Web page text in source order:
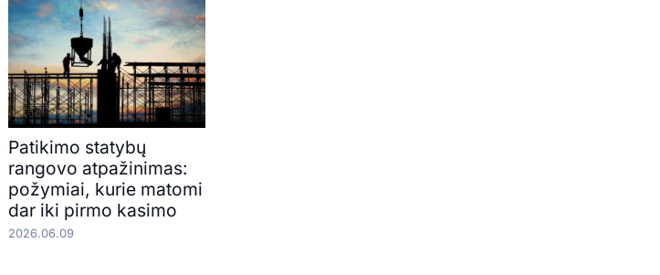
Patikimo statybų
rangovo atpažinimas:
požymiai, kurie matomi
dar iki pirmo kasimo
2026.06.09